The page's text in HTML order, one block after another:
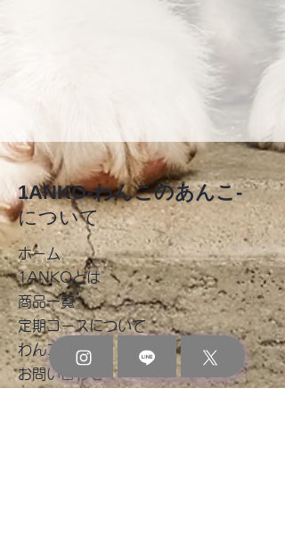
【季節限定商品-上生菓子セッ
ト】予約販売開始
1ANKO-わんこのあんこ-
について
​ホーム
1ANKOとは
商品一覧
​定期コースについて
わんコラム
お問い合わせ